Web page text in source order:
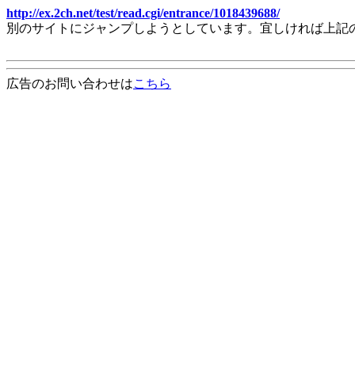
http://ex.2ch.net/test/read.cgi/entrance/1018439688/
別のサイトにジャンプしようとしています。宜しければ上
広告のお問い合わせはこちら